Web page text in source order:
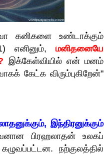
கனிகளை உண்டாக்கும்
எனினும், மனிதனையே
இக்கேள்வியில் என் மனம்
கேட்க விரும்புகிறேன்"
இந்திரனுக்கும்
பிரஹலாதன் உலகப்
நற்குலத்தில்